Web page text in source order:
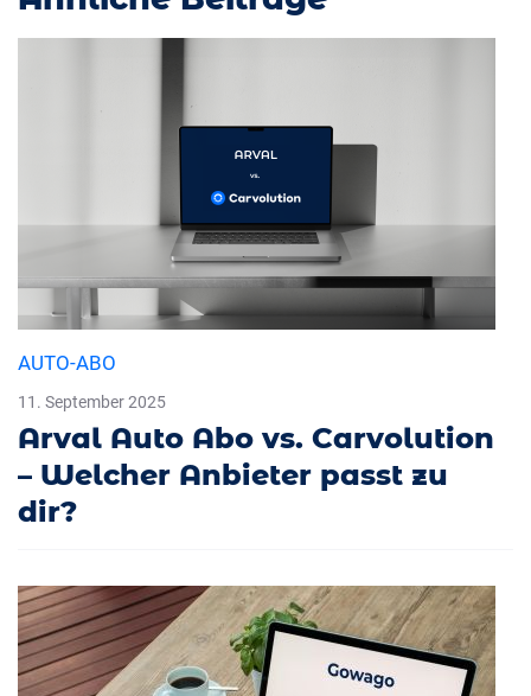
AUTO-ABO
11. September 2025
Arval Auto Abo vs. Carvolution
– Welcher Anbieter passt zu
dir?